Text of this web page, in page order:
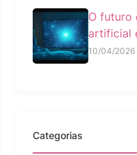
O futuro
artificial
10/04/2026
Categorias